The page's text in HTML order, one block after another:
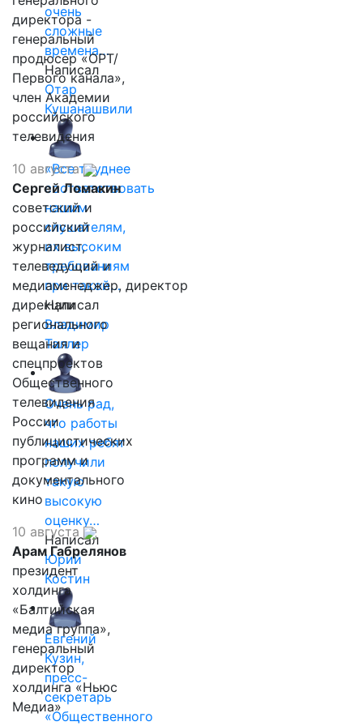
очень
сложные
времена…
Написал
Отар
Кушанашвили
«Все труднее
соответствовать
нашим
слушателям,
их высоким
требованиям
при такой…
Написал
Владимир
Таллер
Очень рад,
что работы
наших ребят
получили
такую
высокую
оценку…
Написал
Юрий
Костин
Евгений
Кузин,
пресс-
секретарь
«Общественного
директора -
генеральный
продюсер «ОРТ/
Первого канала»,
член Академии
российского
телевидения
10 августа
Сергей Ломакин
советский и
российский
журналист,
телеведущий и
медиаменеджер, директор
дирекции
регионального
вещания и
спецпроектов
Общественного
телевидения
России
публицистических
программ и
документального
кино
10 августа
Арам Габрелянов
президент
холдинга
«Балтийская
медиа группа»,
генеральный
директор
холдинга «Ньюс
Медиа»